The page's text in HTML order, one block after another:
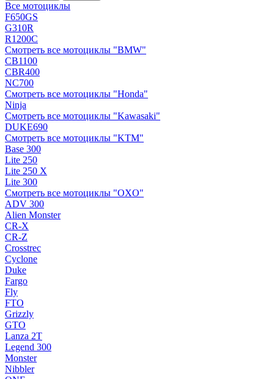
Все мотоциклы
F650GS
G310R
R1200C
Смотреть все мотоциклы "BMW"
CB1100
CBR400
NC700
Смотреть все мотоциклы "Honda"
Ninja
Смотреть все мотоциклы "Kawasaki"
DUKE690
Смотреть все мотоциклы "KTM"
Base 300
Lite 250
Lite 250 X
Lite 300
Смотреть все мотоциклы "OXO"
ADV 300
Alien Monster
CR-X
CR-Z
Crosstrec
Cyclone
Duke
Fargo
Fly
FTO
Grizzly
GTO
Lanza 2T
Legend 300
Monster
Nibbler